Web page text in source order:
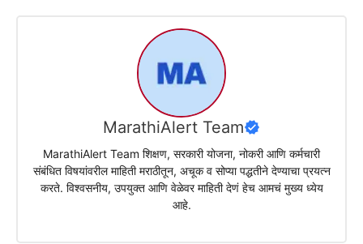
MarathiAlert Team
MarathiAlert Team शिक्षण, सरकारी योजना, नोकरी आणि कर्मचारी
संबंधित विषयांवरील माहिती मराठीतून, अचूक व सोप्या पद्धतीने देण्याचा प्रयत्न
करते. विश्वसनीय, उपयुक्त आणि वेळेवर माहिती देणं हेच आमचं मुख्य ध्येय
आहे.